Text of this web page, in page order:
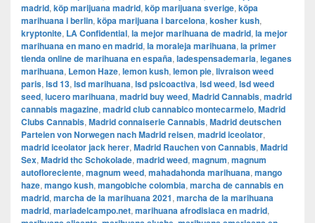
madrid, köp marijuana madrid, köp marijuana sverige, köpa
marihuana i berlin, köpa marijuana i barcelona, kosher kush,
kryptonite, LA Confidential, la mejor marihuana de madrid, la mejor
marihuana en mano en madrid, la moraleja marihuana, la primer
tienda online de marihuana en españa, ladespensademaria, leganes
marihuana, Lemon Haze, lemon kush, lemon pie, livraison weed
paris, lsd 13, lsd marihuana, lsd psicoactiva, lsd weed, lsd weed
seed, lucero marihuana, madrid buy weed, Madrid Cannabis, madrid
cannabis magazine, madrid club cannabico montecarmelo, Madrid
Clubs Cannabis, Madrid connaiserie Cannabis, Madrid deutschen
Parteien von Norwegen nach Madrid reisen, madrid iceolator,
madrid iceolator jack herer, Madrid Rauchen von Cannabis, Madrid
Sex, Madrid thc Schokolade, madrid weed, magnum, magnum
autofloreciente, magnum weed, mahadahonda marihuana, mango
haze, mango kush, mangobiche colombia, marcha de cannabis en
madrid, marcha de la marihuana 2021, marcha de la marihuana
madrid, mariadelcampo.net, marihuana afrodisiaca en madrid,